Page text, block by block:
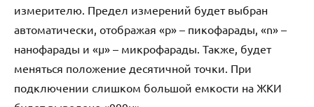
измерителю. Предел измерений будет выбран
автоматически, отображая «p» – пикофарады, «n» –
нанофарады и «μ» – микрофарады. Также, будет
меняться положение десятичной точки. При
подключении слишком большой емкости на ЖКИ